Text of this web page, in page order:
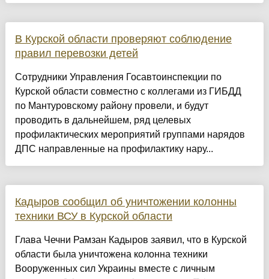
В Курской области проверяют соблюдение
правил перевозки детей
Сотрудники Управления Госавтоинспекции по
Курской области совместно с коллегами из ГИБДД
по Мантуровскому району провели, и будут
проводить в дальнейшем, ряд целевых
профилактических мероприятий группами нарядов
ДПС направленные на профилактику нару...
Кадыров сообщил об уничтожении колонны
техники ВСУ в Курской области
Глава Чечни Рамзан Кадыров заявил, что в Курской
области была уничтожена колонна техники
Вооруженных сил Украины вместе с личным